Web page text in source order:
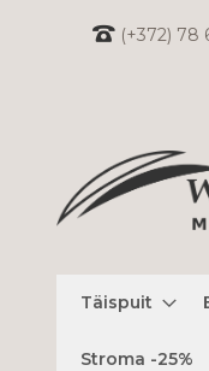
(+372) 78
Täispuit
Stroma -25%